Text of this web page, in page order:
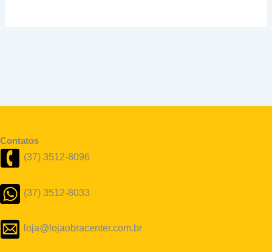
Contatos
(37) 3512-8096
(37) 3512-8033
loja@lojaobracenter.com.br